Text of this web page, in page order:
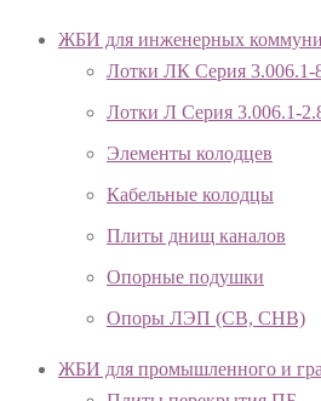
ЖБИ для инженерных
Лотки ЛК Серия 3.006.1-
Лотки Л Серия 3.006.1-
Элементы колодцев
Кабельные колодцы
Плиты днищ каналов
Опорные подушки
Опоры ЛЭП (СВ, СНВ)
ЖБИ для промышленного и